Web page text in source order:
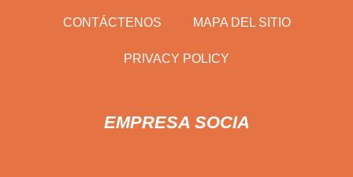
CONTÁCTENOS MAPA DEL SITIO
PRIVACY POLICY
EMPRESA SOCIA